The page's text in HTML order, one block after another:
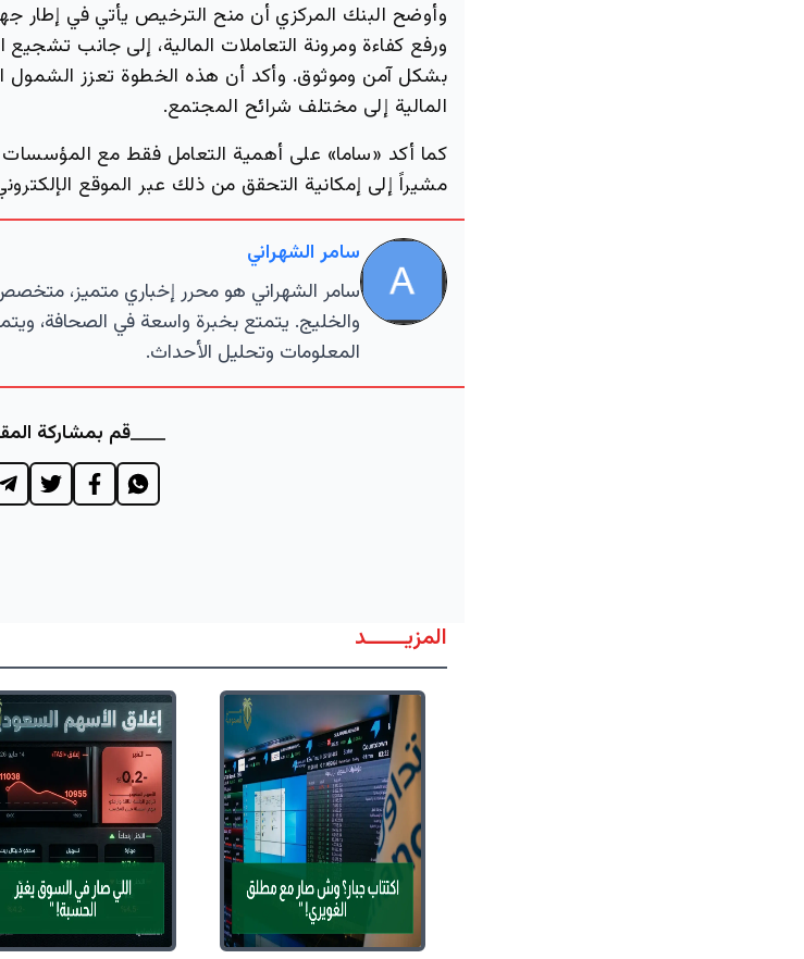
وأوضح البنك المركزي أن منح الترخيص يأتي في إطار
ورفع كفاءة ومرونة التعاملات المالية، إلى جانب تشجيع
بشكل آمن وموثوق. وأكد أن هذه الخطوة تعزز الشمول
المالية إلى مختلف شرائح المجتمع.
كما أكد «ساما» على أهمية التعامل فقط مع المؤسسات
مشيراً إلى إمكانية التحقق من ذلك عبر الموقع
سامر الشهراني
سامر الشهراني هو محرر إخباري متميز،
والخليج. يتمتع بخبرة واسعة في الصحافة،
المعلومات وتحليل الأحداث.
قم بمشاركة
المزيــــــد